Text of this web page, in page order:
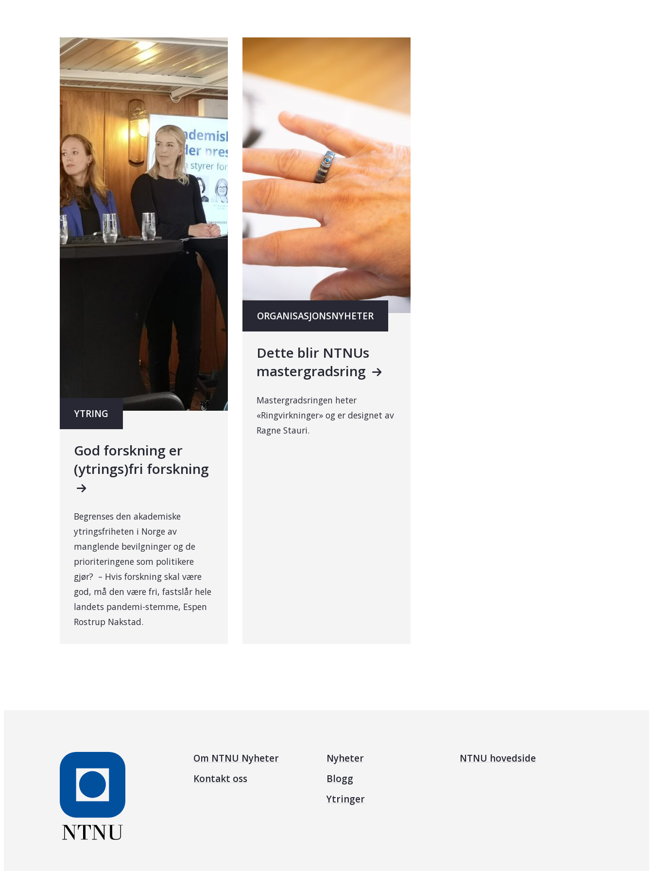
YTRING
God forskning er
(ytrings)fri forskning
Begrenses den akademiske
ytringsfriheten i Norge av
manglende bevilgninger og de
prioriteringene som politikere
gjør? – Hvis forskning skal være
god, må den være fri, fastslår hele
landets pandemi-stemme, Espen
Rostrup Nakstad.
ORGANISASJONSNYHETER
Dette blir NTNUs
mastergradsring
Mastergradsringen heter
«Ringvirkninger» og er designet av
Ragne Stauri.
Om NTNU Nyheter
Kontakt oss
Nyheter
Blogg
Ytringer
NTNU hovedside